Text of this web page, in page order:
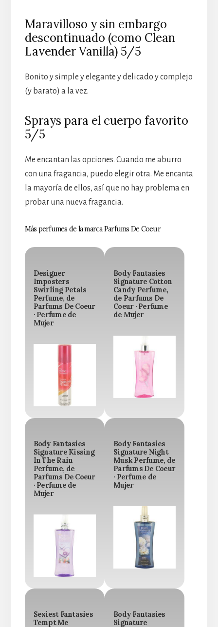
Maravilloso y sin embargo
descontinuado (como Clean
Lavender Vanilla) 5/5
Bonito y simple y elegante y delicado y complejo
(y barato) a la vez.
Sprays para el cuerpo favorito
5/5
Me encantan las opciones. Cuando me aburro
con una fragancia, puedo elegir otra. Me encanta
la mayoría de ellos, así que no hay problema en
probar una nueva fragancia.
Más perfumes de la marca Parfums De Coeur
Designer
Imposters
Swirling Petals
Perfume, de
Parfums De Coeur
· Perfume de
Mujer
Body Fantasies
Signature Cotton
Candy Perfume,
de Parfums De
Coeur · Perfume
de Mujer
Body Fantasies
Signature Kissing
In The Rain
Perfume, de
Parfums De Coeur
· Perfume de
Mujer
Body Fantasies
Signature Night
Musk Perfume, de
Parfums De Coeur
· Perfume de
Mujer
Sexiest Fantasies
Tempt Me
Body Fantasies
Signature